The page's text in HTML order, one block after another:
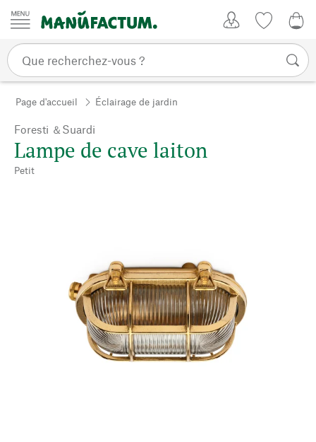
Passer au contenu
Page d'accueil Éclairage de jardin
Foresti ＆Suardi
Lampe de cave laiton
Petit